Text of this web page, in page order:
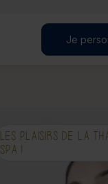
Je
LES PLAISIRS DE LA
SPA !